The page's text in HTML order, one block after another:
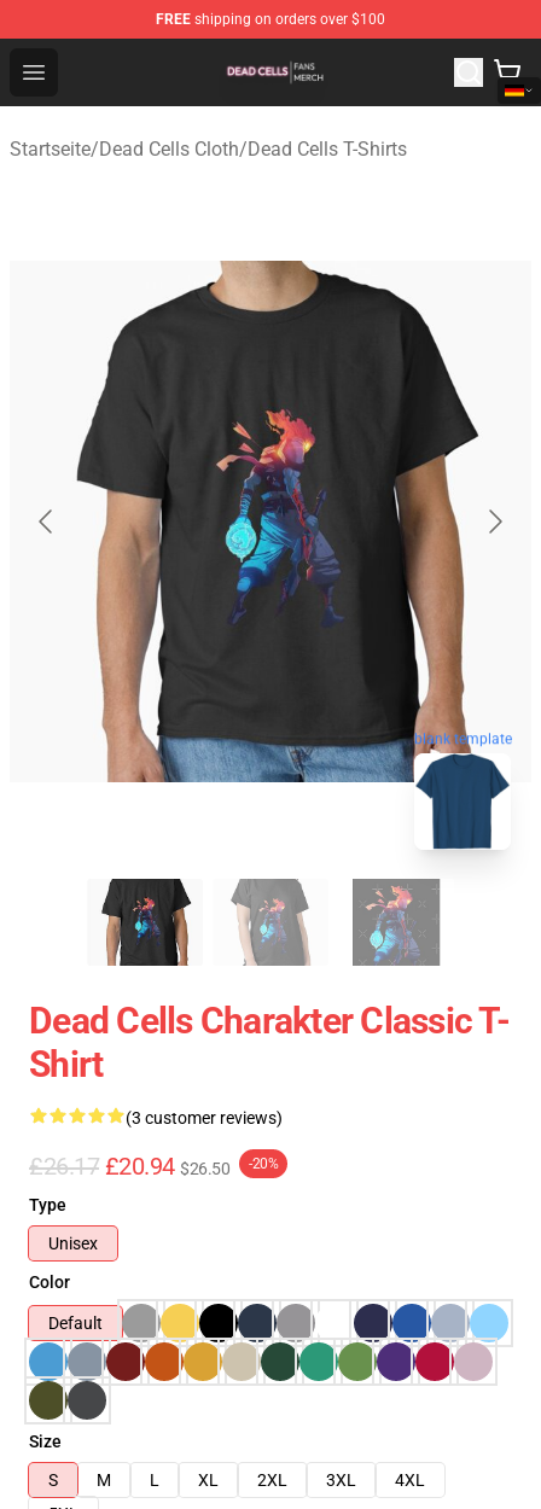
FREE shipping on orders over $100
Open menu
Dead Cells Shop - Official Dead Cells Merchandise Store
Startseite/Dead Cells Cloth/Dead Cells T-Shirts
blank template
Dead Cells Charakter Classic T-
Shirt
(3 customer reviews)
£26.17 £20.94 $26.50 -20%
Type
Unisex
Color
Default
Size
S
M L XL 2XL 3XL
4XL